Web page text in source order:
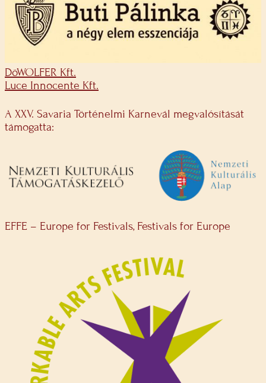
DöWOLFER Kft.
Luce Innocente Kft.
A XXV. Savaria Történelmi Karnevál megvalósítását
támogatta:
EFFE – Europe for Festivals, Festivals for Europe